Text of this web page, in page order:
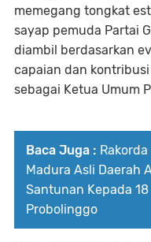
memegang tongkat
sayap pemuda Partai
diambil berdasarkan
capaian dan
sebagai Ketua Umum
Baca Juga :
Madura Asli Daerah
Santunan Kepada
Probolinggo